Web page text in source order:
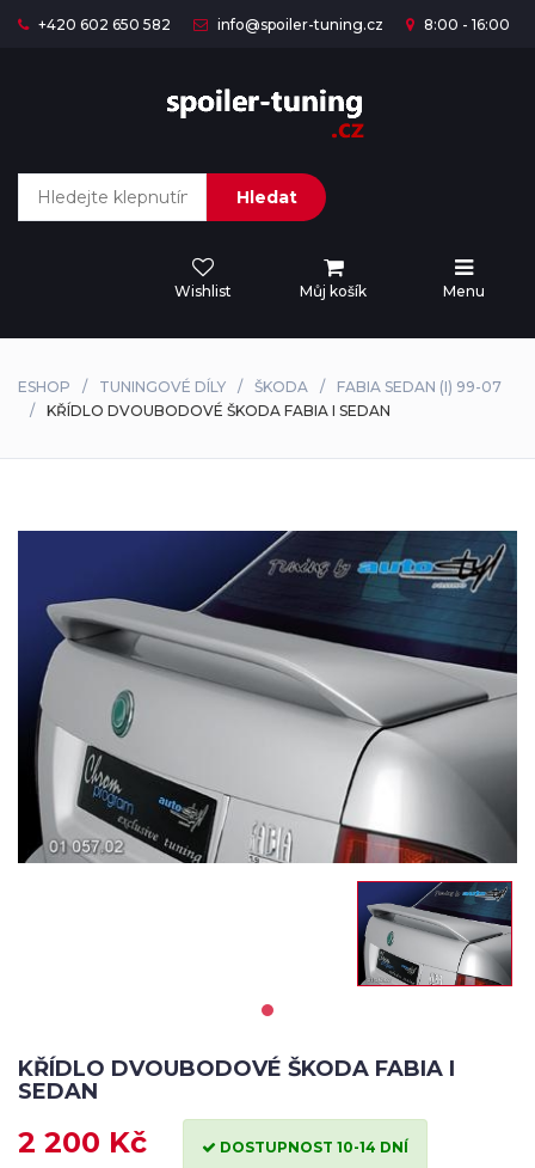
+420 602 650 582 info@spoiler-tuning.cz 8:00 - 16:00
Hledat
Wishlist Můj košík Menu
ESHOP TUNINGOVÉ DÍLY ŠKODA
FABIA SEDAN (I) 99-07
KŘÍDLO DVOUBODOVÉ ŠKODA FABIA I SEDAN
KŘÍDLO DVOUBODOVÉ ŠKODA FABIA I
SEDAN
2 200 Kč DOSTUPNOST 10-14 DNÍ